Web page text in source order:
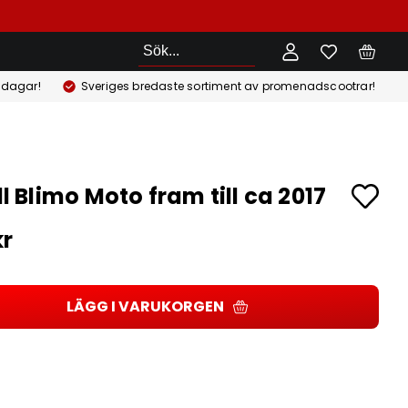
Sök
dagar! Sveriges bredaste sortiment av promenadscootrar!
Blimo Moto fram till ca 2017
LÄGG I VARUKORGEN